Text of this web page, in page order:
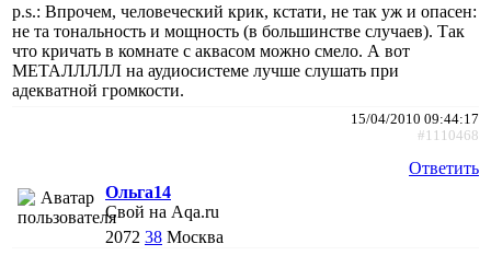
p.s.: Впрочем, человеческий крик, кстати, не так уж и опасен:
не та тональность и мощность (в большинстве случаев). Так
что кричать в комнате с аквасом можно смело. А вот
МЕТАЛЛЛЛЛ на аудиосистеме лучше слушать при
адекватной громкости.
15/04/2010 09:44:17
#1110468
Ответить
Ольга14
Свой на Aqa.ru
2072 38 Москва